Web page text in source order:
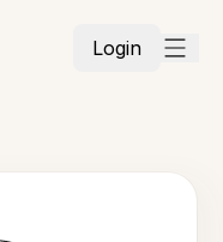
Login